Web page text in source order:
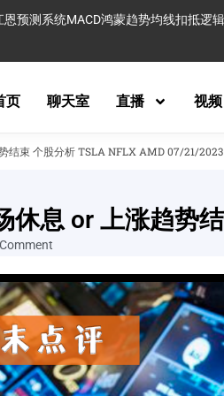
恩预测系统MACD鸿蒙趋势均线扣抵逻辑
页 聊天室 直播 视频
结束 个股分析 TSLA NFLX AMD 07/21/2023
休息 or 上涨趋势